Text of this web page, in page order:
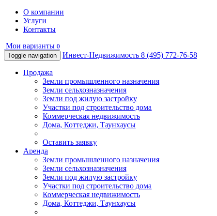
О компании
Услуги
Контакты
Мои варианты 0
Toggle navigation
Инвест-Недвижимость 8 (495) 772-76-58
Продажа
Земли промышленного назначения
Земли сельхозназначения
Земли под жилую застройку
Участки под строительство дома
Коммерческая недвижимость
Дома, Коттеджи, Таунхаусы
Оставить заявку
Аренда
Земли промышленного назначения
Земли сельхозназначения
Земли под жилую застройку
Участки под строительство дома
Коммерческая недвижимость
Дома, Коттеджи, Таунхаусы